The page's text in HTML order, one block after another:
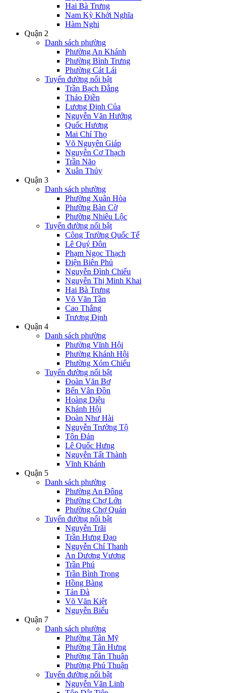
Hai Bà Trưng
Nam Kỳ Khởi Nghĩa
Hàm Nghi
Quận 2
Danh sách phường
Phường An Khánh
Phường Bình Trưng
Phường Cát Lái
Tuyến đường nổi bật
Trần Bạch Đằng
Thảo Điền
Lương Định Của
Nguyễn Văn Hưởng
Quốc Hương
Mai Chí Thọ
Võ Nguyên Giáp
Nguyễn Cơ Thạch
Trần Não
Xuân Thủy
Quận 3
Danh sách phường
Phường Xuân Hòa
Phường Bàn Cờ
Phường Nhiêu Lộc
Tuyến đường nổi bật
Công Trường Quốc Tế
Lê Quý Đôn
Phạm Ngọc Thạch
Điện Biên Phủ
Nguyễn Đình Chiểu
Nguyễn Thị Minh Khai
Hai Bà Trưng
Võ Văn Tần
Cao Thắng
Trương Định
Quận 4
Danh sách phường
Phường Vĩnh Hội
Phường Khánh Hội
Phường Xóm Chiếu
Tuyến đường nổi bật
Đoàn Văn Bơ
Bến Vân Đồn
Hoàng Diệu
Khánh Hội
Đoàn Như Hài
Nguyễn Trường Tộ
Tôn Đản
Lê Quốc Hưng
Nguyễn Tất Thành
Vĩnh Khánh
Quận 5
Danh sách phường
Phường An Đông
Phường Chợ Lớn
Phường Chợ Quán
Tuyến đường nổi bật
Nguyễn Trãi
Trần Hưng Đạo
Nguyễn Chí Thanh
An Dương Vương
Trần Phú
Trần Bình Trọng
Hồng Bàng
Tản Đà
Võ Văn Kiệt
Nguyễn Biểu
Quận 7
Danh sách phường
Phường Tân Mỹ
Phường Tân Hưng
Phường Tân Thuận
Phường Phú Thuận
Tuyến đường nổi bật
Nguyễn Văn Linh